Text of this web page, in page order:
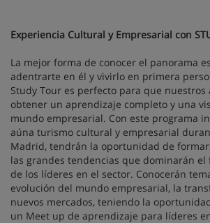
Experiencia Cultural y Empresarial con
La mejor forma de conocer el panorama
adentrarte en él y vivirlo en primera
Study Tour es perfecto para que nuestros
obtener un aprendizaje completo y una
mundo empresarial. Con este programa
aúna turismo cultural y empresarial
Madrid, tendrán la oportunidad de
las grandes tendencias que dominarán
de los líderes en el sector. Conocerán
evolución del mundo empresarial, la
nuevos mercados, teniendo la
un Meet up de aprendizaje para líderes